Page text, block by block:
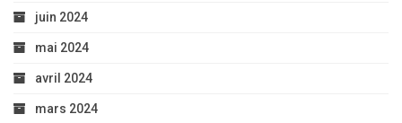
juin 2024
mai 2024
avril 2024
mars 2024